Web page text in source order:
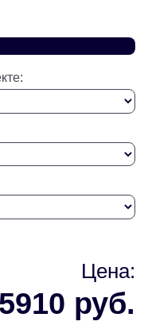
Цена:
5910 руб.